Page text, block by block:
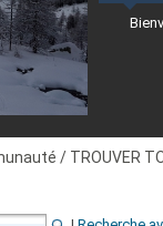
|Prévisions météo
des Alpes-Maritimes
/ TROUVER